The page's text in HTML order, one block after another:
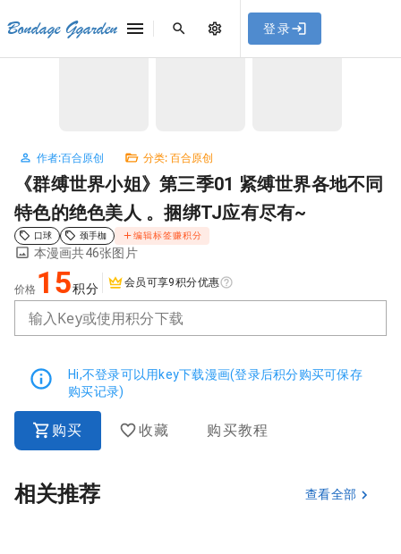
，使用遇到
问题请联系客服。
Bondage Ggarden 登录
首页 / 百合原创 /
作者:百合原创 分类: 百合原创
《群缚世界小姐》第三季01 紧缚世界各地不同
特色的绝色美人 。捆绑TJ应有尽有~
口球 颈手枷 编辑标签赚积分
本漫画共46张图片
价格 15积分 会员可享9积分优惠
输入Key或使用积分下载
Hi,不登录可以用key下载漫画(登录后积分购买可保存
购买记录)
购买 收藏 购买教程
相关推荐 查看全部